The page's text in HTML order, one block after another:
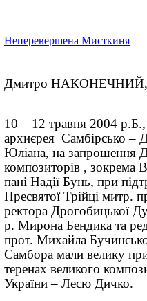
Неперевершена Мисткиня
Дмитро
10 – 12 травня 2004 р.Б.,
архиєрея Самбірсько –
Юліана, на запрошення
композиторів , зокрема
пані Надії Бунь, при
Пресвятої Трійці митр.
ректора Дрогобицької
р. Мирона Бендика та
прот. Михайла
Самбора мали велику
теренах великого
України – Лесю Дичко.